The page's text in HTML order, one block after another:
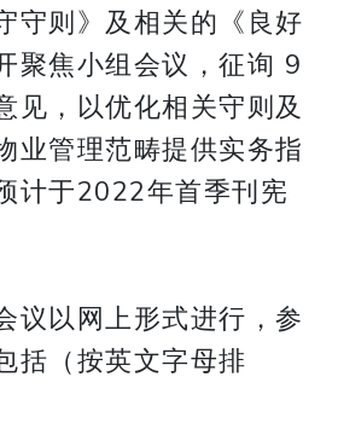
守则》及相关的《良好
聚焦小组会议，征询 9
见，以优化相关守则及
业管理范畴提供实务指
计于2022年首季刊宪
议以网上形式进行，参
括（按英文字母排